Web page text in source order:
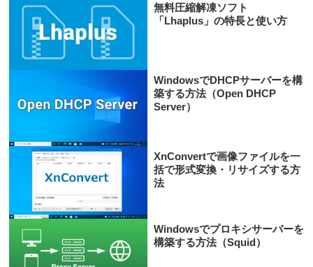
無料圧縮解凍ソフト
「Lhaplus」の特長と使い方
WindowsでDHCPサーバーを構
築する方法（Open DHCP
Server）
XnConvertで画像ファイルを一
括で形式変換・リサイズする方
法
Windowsでプロキシサーバーを
構築する方法（Squid）